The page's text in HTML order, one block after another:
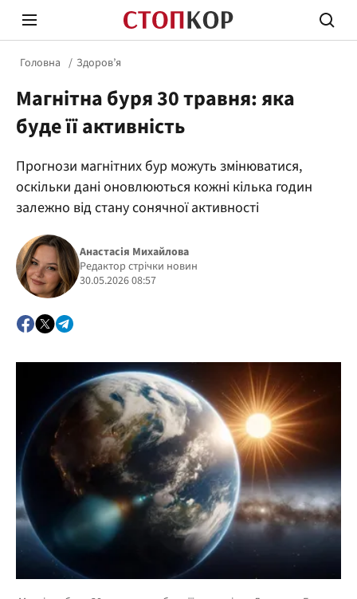
Стоп Політичній Корупції
Політика
Головна Здоров’я
Магнітна буря 30 травня: яка
буде її активність
Прогнози магнітних бур можуть змінюватися,
оскільки дані оновлюються кожні кілька годин
залежно від стану сонячної активності
Анастасія Михайлова
Редактор стрічки новин
30.05.2026 08:57